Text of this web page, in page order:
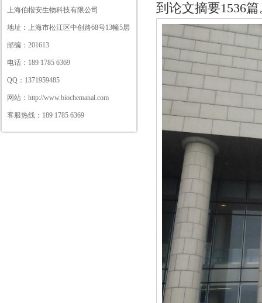
上海伯楷安生物科技有限公司
地址：上海市松江区中创路68号13幢5层
邮编：201613
电话：189 1785 6369
QQ：1371959485
网站：http://www.biochemanal.com
客服热线：189 1785 6369
到论文摘要1536